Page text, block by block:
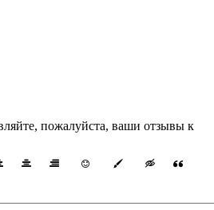
пожалуйста, ваши отзывы к